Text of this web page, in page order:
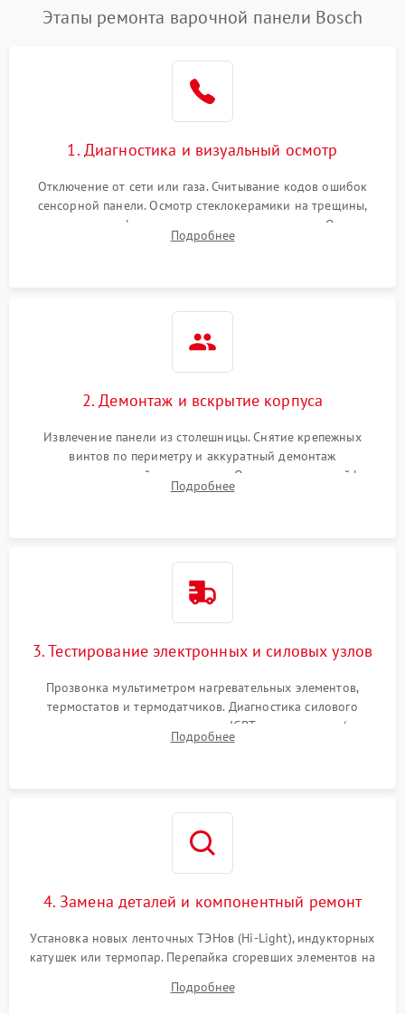
Этапы ремонта варочной панели Bosch
1. Диагностика и визуальный осмотр
Отключение от сети или газа. Считывание кодов ошибок
сенсорной панели. Осмотр стеклокерамики на трещины,
проверка конфорок на равномерность нагрева. Опрос
клиента о симптомах (не включается, не видит посуду,
Подробнее
2. Демонтаж и вскрытие корпуса
Извлечение панели из столешницы. Снятие крепежных
винтов по периметру и аккуратный демонтаж
стеклокерамической поверхности. Отсоединение шлейфов
сенсорного блока для доступа к силовым платам, катушкам
Подробнее
3. Тестирование электронных и силовых узлов
Прозвонка мультиметром нагревательных элементов,
термостатов и термодатчиков. Диагностика силового
модуля, реле, диодных мостов и IGBT-транзисторов (для
индукции). Проверка кранов и газ-контроля (для газовых
Подробнее
4. Замена деталей и компонентный ремонт
Установка новых ленточных ТЭНов (Hi-Light), индукторных
катушек или термопар. Перепайка сгоревших элементов на
дорожек. Очистка контактов и замена поврежденной
Подробнее